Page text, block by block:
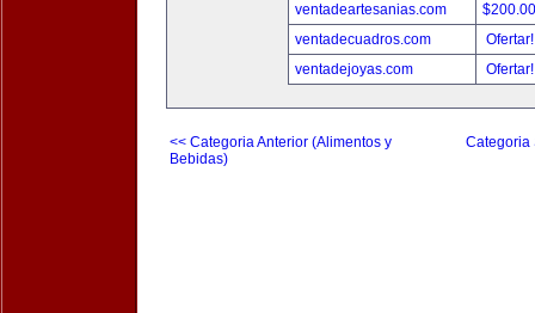
ventadeartesanias.com
ventadecuadros.com
ventadejoyas.com
<< Categoria Anterior (Alimentos y
Bebidas)
Categoria